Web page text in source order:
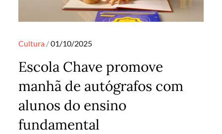
Cultura Posted
01/10/2025
Escola Chave promove
manhã de autógrafos com
alunos do ensino
fundamental